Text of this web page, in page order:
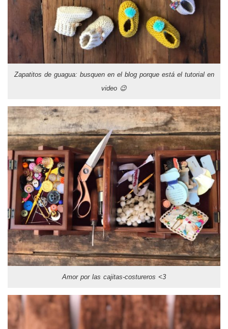
Zapatitos de guagua: busquen en el blog porque está el tutorial en
video 😉
Amor por las cajitas-costureros <3